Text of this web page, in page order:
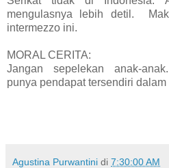
mengulasnya lebih detil.
intermezzo ini.
MORAL CERITA:
Jangan sepelekan anak-
punya pendapat tersendiri
Agustina Purwantini di 7:30:00 AM